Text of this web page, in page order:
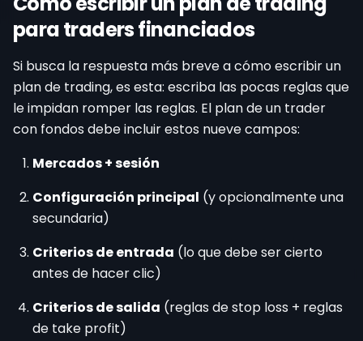
para traders financiados
Si busca la respuesta más breve a cómo escribir un
plan de trading, es esta: escriba las pocas reglas que
le impidan romper las reglas. El plan de un trader
con fondos debe incluir estos nueve campos:
Mercados + sesión
Configuración principal (y opcionalmente una
secundaria)
Criterios de entrada (lo que debe ser cierto
antes de hacer clic)
Criterios de salida (reglas de stop loss + reglas
de take profit)